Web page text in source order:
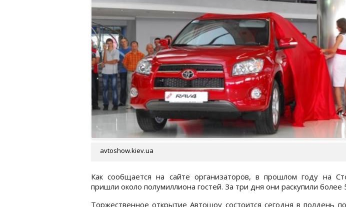
avtoshow.kiev.ua
Как сообщается на сайте организаторов, в прошлом году на
пришли около полумиллиона гостей. За три дня они раскупили более
Торжественное открытие Автошоу состоится сегодня в полдень